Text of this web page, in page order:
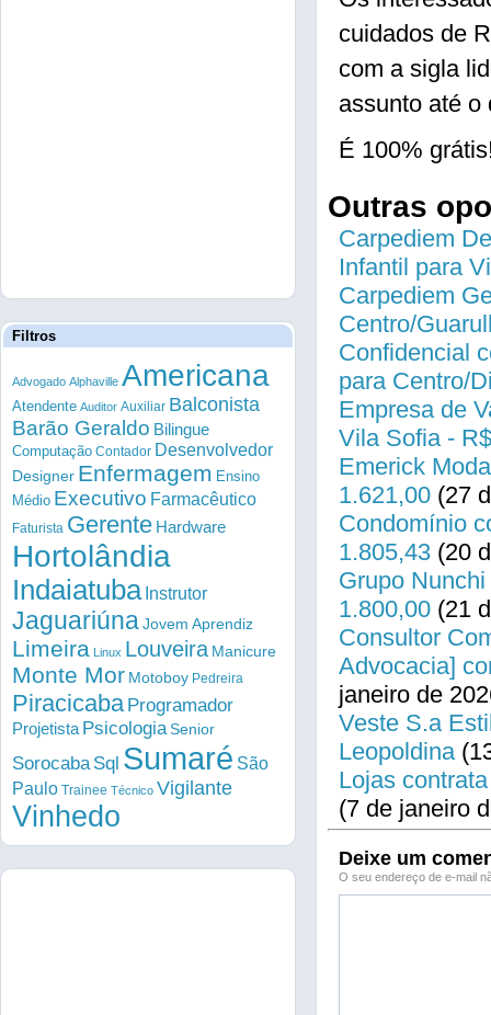
cuidados de
com a sigla
assunto até o
É 100%
Outras
Carpediem
Infantil para
Carpediem
Centro/
Confidencial
para Centro/
Empresa de
Vila Sofia -
Emerick
1.621,00 (27
Condomínio
1.805,43 (20
Grupo
1.800,00 (21
Consultor
Advocacia]
janeiro de
Veste S.a
Leopoldina
Lojas
(7 de janeiro
Deixe um
O seu endereço de e-mail
Filtros
Advogado Alphaville Americana
Atendente Auditor Auxiliar Balconista
Barão Geraldo Bilingue
Computação Contador Desenvolvedor
Designer Enfermagem Ensino
Médio Executivo Farmacêutico
Faturista Gerente Hardware
Hortolândia
Indaiatuba Instrutor
Jaguariúna Jovem Aprendiz
Limeira Linux Louveira Manicure
Monte Mor Motoboy Pedreira
Piracicaba Programador
Projetista PsicologiaSenior
Sorocaba Sql Sumaré São
Paulo Trainee Técnico Vigilante
Vinhedo